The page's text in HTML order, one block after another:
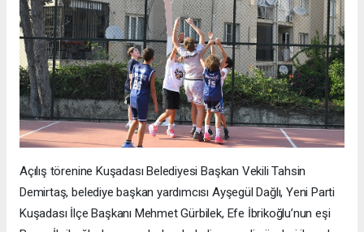
Açılış törenine Kuşadası Belediyesi Başkan Vekili Tahsin
Demirtaş, belediye başkan yardımcısı Ayşegül Dağlı, Yeni Parti
Kuşadası İlçe Başkanı Mehmet Gürbilek, Efe İbrikoğlu’nun eşi